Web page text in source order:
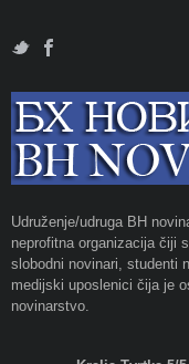
Udruženje/udruga BH
neprofitna organizacija čiji
slobodni novinari, studenti
medijski uposlenici čija je
novinarstvo.